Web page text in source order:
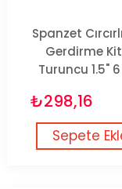
Spanzet
Gerdirme
Turuncu 1.5"
₺298,16
Sepete